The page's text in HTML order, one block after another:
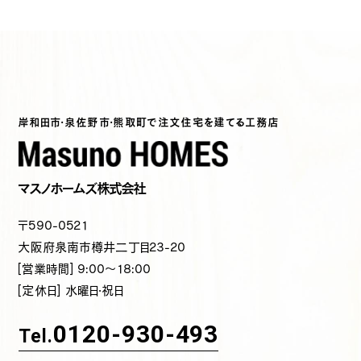
岸和田市・泉佐野市・熊取町で注文住宅を建てる工務店
マスノホームズ株式会社
〒590-0521
大阪府泉南市樽井二丁目23-20
[営業時間] 9:00～18:00
[定休日] 水曜日・祝日
Tel.0120-930-493